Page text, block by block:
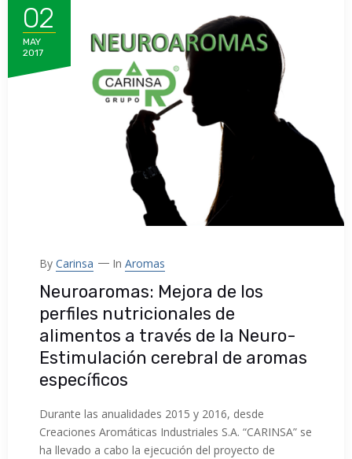
02
MAY
2017
By Carinsa In Aromas
Neuroaromas: Mejora de los
perfiles nutricionales de
alimentos a través de la Neuro-
Estimulación cerebral de aromas
específicos
Durante las anualidades 2015 y 2016, desde
Creaciones Aromáticas Industriales S.A. “CARINSA” se
ha llevado a cabo la ejecución del proyecto de